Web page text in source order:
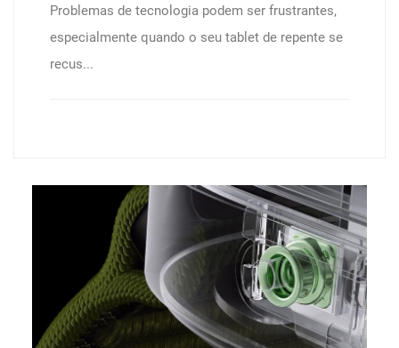
Problemas de tecnologia podem ser frustrantes,
especialmente quando o seu tablet de repente se
recus...